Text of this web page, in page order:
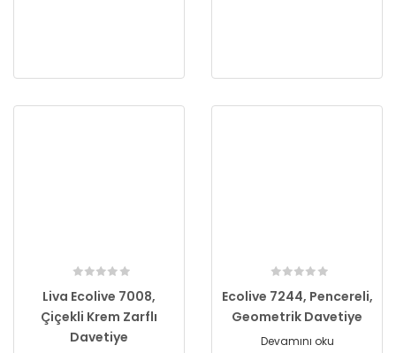
Liva Ecolive 7008,
Çiçekli Krem Zarflı
Davetiye
Ecolive 7244, Pencereli,
Geometrik Davetiye
Devamını oku